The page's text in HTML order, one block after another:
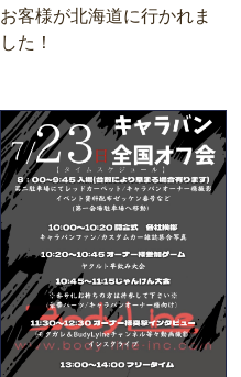
お客様が北海道に行かれま
した！